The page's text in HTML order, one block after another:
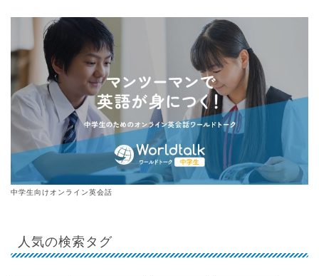
中学生向けオンライン英会話
人気の検索タグ